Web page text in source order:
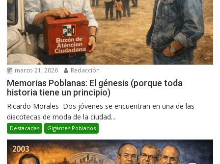
marzo 21, 2026 Redacción
Memorias Poblanas: El génesis (porque toda
historia tiene un principio)
Ricardo Morales Dos jóvenes se encuentran en una de las
discotecas de moda de la ciudad...
Destacadas Gigantes Poblanos